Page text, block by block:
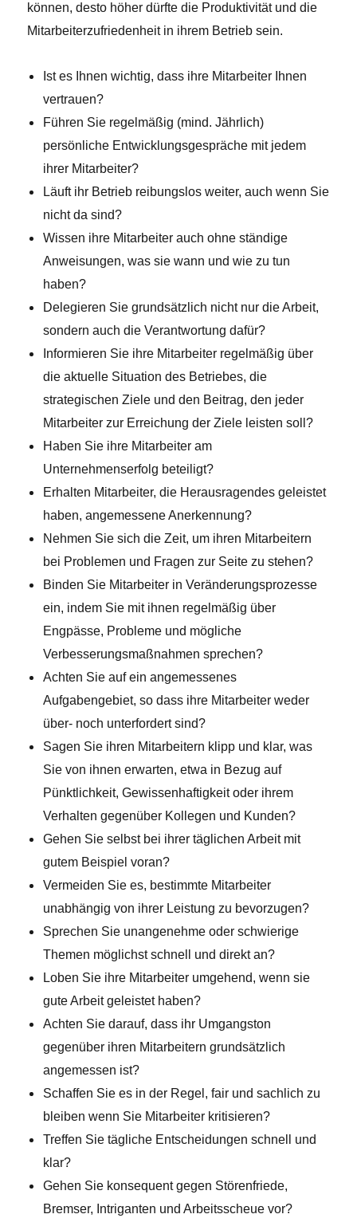
können, desto höher dürfte die Produktivität und die
Mitarbeiterzufriedenheit in ihrem Betrieb sein.
Ist es Ihnen wichtig, dass ihre Mitarbeiter Ihnen
vertrauen?
Führen Sie regelmäßig (mind. Jährlich)
persönliche Entwicklungsgespräche mit jedem
ihrer Mitarbeiter?
Läuft ihr Betrieb reibungslos weiter, auch wenn Sie
nicht da sind?
Wissen ihre Mitarbeiter auch ohne ständige
Anweisungen, was sie wann und wie zu tun
haben?
Delegieren Sie grundsätzlich nicht nur die Arbeit,
sondern auch die Verantwortung dafür?
Informieren Sie ihre Mitarbeiter regelmäßig über
die aktuelle Situation des Betriebes, die
strategischen Ziele und den Beitrag, den jeder
Mitarbeiter zur Erreichung der Ziele leisten soll?
Haben Sie ihre Mitarbeiter am
Unternehmenserfolg beteiligt?
Erhalten Mitarbeiter, die Herausragendes geleistet
haben, angemessene Anerkennung?
Nehmen Sie sich die Zeit, um ihren Mitarbeitern
bei Problemen und Fragen zur Seite zu stehen?
Binden Sie Mitarbeiter in Veränderungsprozesse
ein, indem Sie mit ihnen regelmäßig über
Engpässe, Probleme und mögliche
Verbesserungsmaßnahmen sprechen?
Achten Sie auf ein angemessenes
Aufgabengebiet, so dass ihre Mitarbeiter weder
über- noch unterfordert sind?
Sagen Sie ihren Mitarbeitern klipp und klar, was
Sie von ihnen erwarten, etwa in Bezug auf
Pünktlichkeit, Gewissenhaftigkeit oder ihrem
Verhalten gegenüber Kollegen und Kunden?
Gehen Sie selbst bei ihrer täglichen Arbeit mit
gutem Beispiel voran?
Vermeiden Sie es, bestimmte Mitarbeiter
unabhängig von ihrer Leistung zu bevorzugen?
Sprechen Sie unangenehme oder schwierige
Themen möglichst schnell und direkt an?
Loben Sie ihre Mitarbeiter umgehend, wenn sie
gute Arbeit geleistet haben?
Achten Sie darauf, dass ihr Umgangston
gegenüber ihren Mitarbeitern grundsätzlich
angemessen ist?
Schaffen Sie es in der Regel, fair und sachlich zu
bleiben wenn Sie Mitarbeiter kritisieren?
Treffen Sie tägliche Entscheidungen schnell und
klar?
Gehen Sie konsequent gegen Störenfriede,
Bremser, Intriganten und Arbeitsscheue vor?